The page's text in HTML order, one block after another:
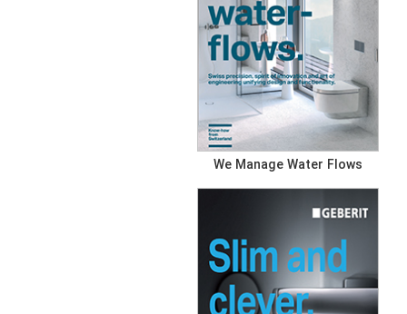
توانسته یکی از برترین شرکت‌های جهانی و معتبرترين نام‌ها بين
توليد كنندگان فلاش تانك در صنعت بهداشت جهانی شود. این
شرکت در زمینه ساخت انواع فلاش تانک‌های توکار و کلیدهای فلاش
تانک پیشرو است. در حال حاضر این برند جهانی، انواع فلاش تانک
توکار دو زمانه و هوشمند، لمسی و چشمی، شیرآلات چشمی،
توالت‌های اتومات، وان حمام و متعلقات یورینال و بیده را تولید
می‌کند.
است. این برند با تمرکز بر تحقیق و توسعه، بهبود مستمر محصولات
ظاهر محصولات خود می‌دهد، تا در کنار عملکرد برتر، جذابیت
We Manage Water Flows